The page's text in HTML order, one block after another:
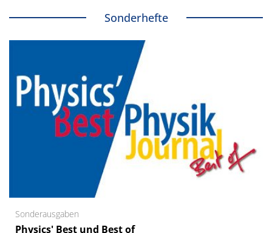
Sonderhefte
Sonderausgaben
Physics' Best und Best of